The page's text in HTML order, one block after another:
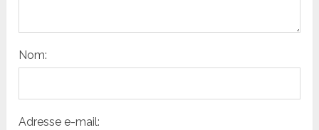
Nom:
Adresse e-mail: